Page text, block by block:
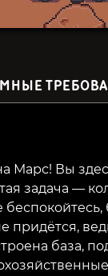
25%
Марс! Вы
задача —
придётся,
база,